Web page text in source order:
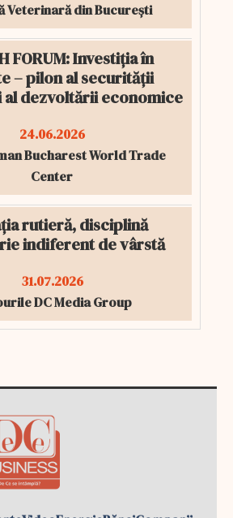
Veterinară din București
FORUM: Investiția în
– pilon al securității
al dezvoltării economice
24.06.2026
Bucharest World Trade
Center
rutieră, disciplină
indiferent de vârstă
31.07.2026
DC Media Group